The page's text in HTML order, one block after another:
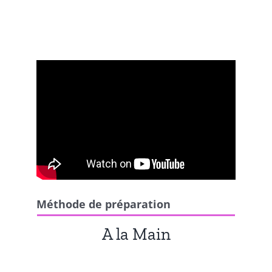
Méthode de préparation
A la Main